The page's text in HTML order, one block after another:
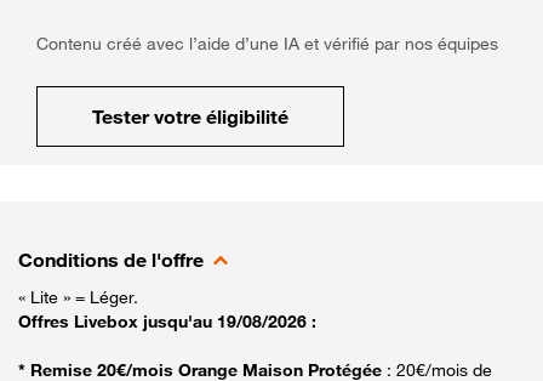
Contenu créé avec l’aide d’une IA et vérifié par nos équipes
Tester votre éligibilité
Conditions de l'offre
« Lite » = Léger.
Offres Livebox jusqu'au 19/08/2026 :
* Remise 20€/mois Orange Maison Protégée : 20€/mois de